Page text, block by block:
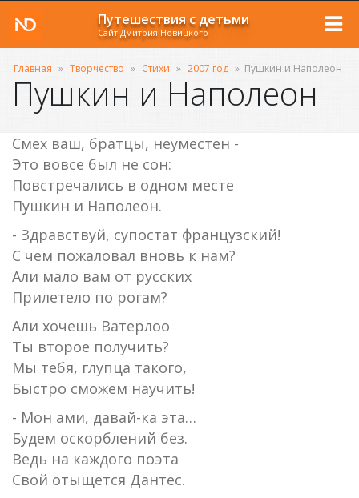
Путешествия с детьми
Сайт Дмитрия Новицкого
Главная » Творчество » Стихи » 2007 год » Пушкин и Наполеон
Пушкин и Наполеон
Смех ваш, братцы, неуместен -
Это вовсе был не сон:
Повстречались в одном месте
Пушкин и Наполеон.
- Здравствуй, супостат французский!
С чем пожаловал вновь к нам?
Али мало вам от русских
Прилетело по рогам?
Али хочешь Ватерлоо
Ты второе получить?
Мы тебя, глупца такого,
Быстро сможем научить!
- Мон ами, давай-ка эта…
Будем оскорблений без.
Ведь на каждого поэта
Свой отыщется Дантес.